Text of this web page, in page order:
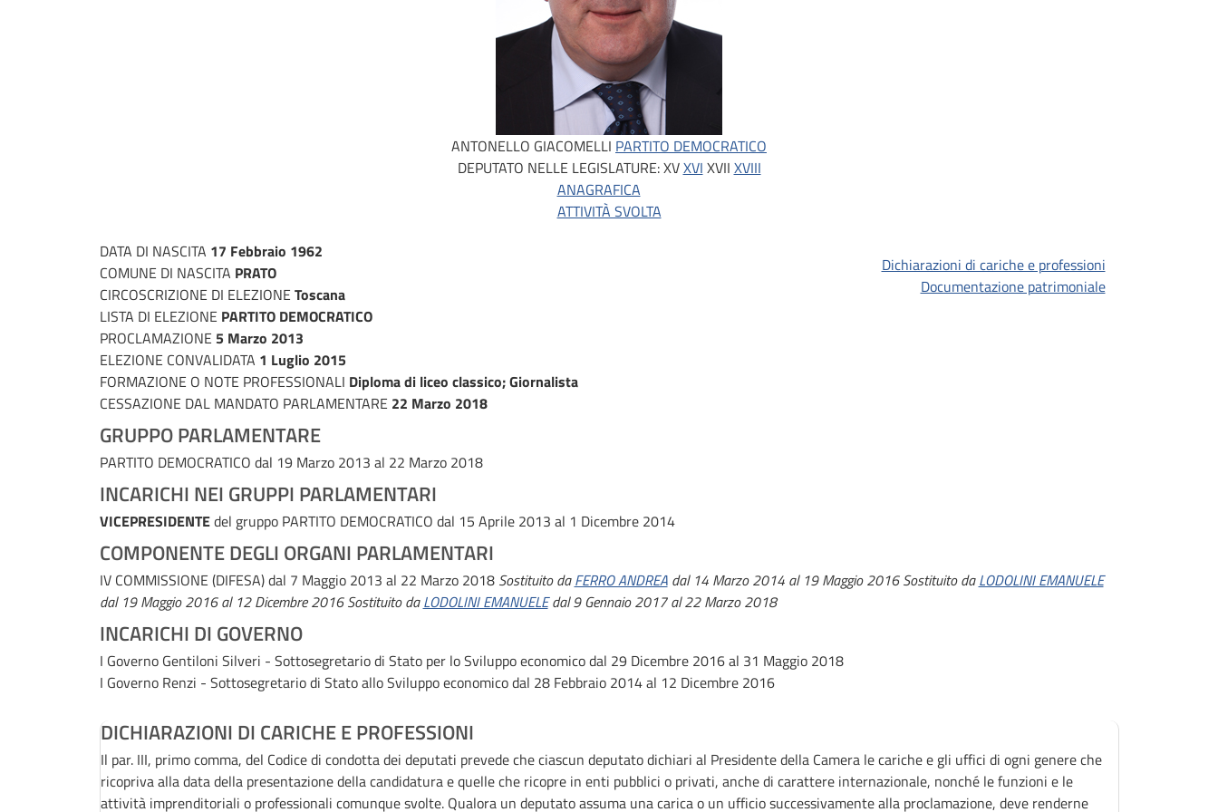
ANTONELLO GIACOMELLI PARTITO DEMOCRATICO
DEPUTATO NELLE LEGISLATURE:XVXVI XVII XVIII
ANAGRAFICA
ATTIVITÀ SVOLTA
DATA DI NASCITA 17 Febbraio 1962
COMUNE DI NASCITA PRATO
CIRCOSCRIZIONE DI ELEZIONE Toscana
LISTA DI ELEZIONE PARTITO DEMOCRATICO
PROCLAMAZIONE 5 Marzo 2013
ELEZIONE CONVALIDATA 1 Luglio 2015
FORMAZIONE O NOTE PROFESSIONALI Diploma di liceo classico; Giornalista
CESSAZIONE DAL MANDATO PARLAMENTARE 22 Marzo 2018
Dichiarazioni di cariche e professioni
Documentazione patrimoniale
GRUPPO PARLAMENTARE
PARTITO DEMOCRATICO dal 19 Marzo 2013 al 22 Marzo 2018
INCARICHI NEI GRUPPI PARLAMENTARI
VICEPRESIDENTEdel gruppo PARTITO DEMOCRATICO dal 15 Aprile 2013 al 1 Dicembre 2014
COMPONENTE DEGLI ORGANI PARLAMENTARI
IV COMMISSIONE (DIFESA)dal 7 Maggio 2013 al 22 Marzo 2018 Sostituito daFERRO ANDREAdal 14 Marzo 2014 al 19 Maggio 2016 Sostituito daLODOLINI EMANUELE
dal 19 Maggio 2016 al 12 Dicembre 2016 Sostituito daLODOLINI EMANUELEdal 9 Gennaio 2017 al 22 Marzo 2018
INCARICHI DI GOVERNO
I Governo Gentiloni Silveri - Sottosegretario di Stato per lo Sviluppo economicodal 29 Dicembre 2016 al 31 Maggio 2018
I Governo Renzi - Sottosegretario di Stato allo Sviluppo economicodal 28 Febbraio 2014 al 12 Dicembre 2016
DICHIARAZIONI DI CARICHE E PROFESSIONI
Il par. III, primo comma, del Codice di condotta dei deputati prevede che ciascun deputato dichiari al Presidente della Camera le cariche e gli uffici di ogni genere che
ricopriva alla data della presentazione della candidatura e quelle che ricopre in enti pubblici o privati, anche di carattere internazionale, nonché le funzioni e le
attività imprenditoriali o professionali comunque svolte. Qualora un deputato assuma una carica o un ufficio successivamente alla proclamazione, deve renderne